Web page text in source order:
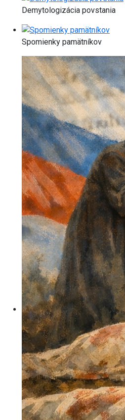
Demytologizácia povstania
Spomienky pamätníkov